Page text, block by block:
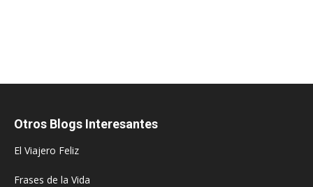
Otros Blogs Interesantes
El Viajero Feliz
Frases de la Vida